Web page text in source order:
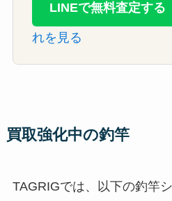
LINEで無料査定する
れを見る
買取強化中の釣竿
TAGRIGでは、以下の釣竿